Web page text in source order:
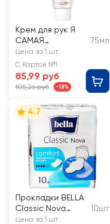
Крем для рук Я
САМАЯ
Питательный
75мл
Цена за 1 шт
С Картой №1
85,99 руб
105,26 руб -18%
4.7
Прокладки BELLA
Classic Nova
Comfort
10шт
Цена за 1 шт